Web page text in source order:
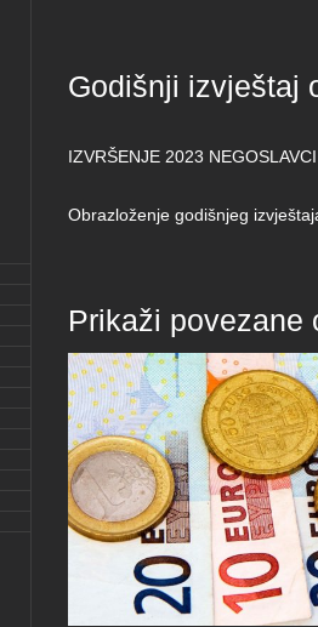
Godišnji izvještaj
IZVRŠENJE 2023 NEGOSLAVCI
Obrazloženje godišnjeg
Prikaži povezane